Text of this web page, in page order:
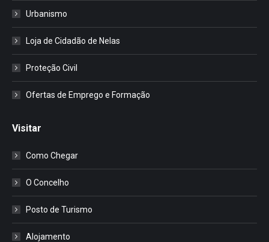
Urbanismo
Loja de Cidadão de Nelas
Proteção Civil
Ofertas de Emprego e Formação
Visitar
Como Chegar
O Concelho
Posto de Turismo
Alojamento